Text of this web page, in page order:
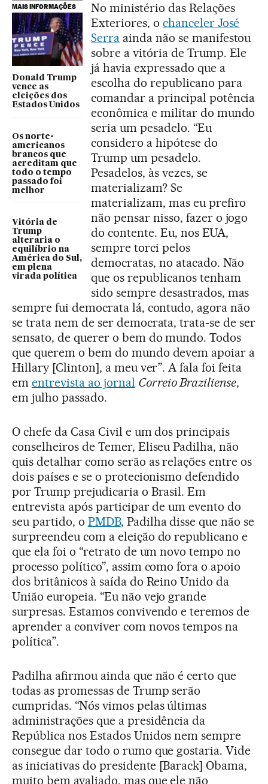
MAIS INFORMAÇÕES
Donald Trump
vence as
eleições dos
Estados Unidos
Os norte-
americanos
brancos que
acreditam que
todo o tempo
passado foi
melhor
Vitória de
Trump
alteraria o
equilíbrio na
América do Sul,
em plena
virada política
No ministério das Relações
Exteriores, o chanceler José
Serraainda não se manifestou
sobre a vitória de Trump. Ele
já havia expressado que a
escolha do republicano para
comandar a principal potência
econômica e militar do mundo
seria um pesadelo. “Eu
considero a hipótese do
Trump um pesadelo.
Pesadelos, às vezes, se
materializam? Se
materializam, mas eu prefiro
não pensar nisso, fazer o jogo
do contente. Eu, nos EUA,
sempre torci pelos
democratas, no atacado. Não
que os republicanos tenham
sido sempre desastrados, mas
sempre fui democrata lá, contudo, agora não
se trata nem de ser democrata, trata-se de ser
sensato, de querer o bem do mundo. Todos
que querem o bem do mundo devem apoiar a
Hillary [Clinton], a meu ver”. A fala foi feita
em entrevista ao jornal Correio Braziliense,
em julho passado.
O chefe da Casa Civil e um dos principais
conselheiros de Temer, Eliseu Padilha, não
quis detalhar como serão as relações entre os
dois países e se o protecionismo defendido
por Trump prejudicaria o Brasil. Em
entrevista após participar de um evento do
seu partido, o PMDB, Padilha disse que não se
surpreendeu com a eleição do republicano e
que ela foi o “retrato de um novo tempo no
processo político”, assim como fora o apoio
dos britânicos à saída do Reino Unido da
União europeia. “Eu não vejo grande
surpresas. Estamos convivendo e teremos de
aprender a conviver com novos tempos na
política”.
Padilha afirmou ainda que não é certo que
todas as promessas de Trump serão
cumpridas. “Nós vimos pelas últimas
administrações que a presidência da
República nos Estados Unidos nem sempre
consegue dar todo o rumo que gostaria. Vide
as iniciativas do presidente [Barack] Obama,
muito bem avaliado, mas que ele não